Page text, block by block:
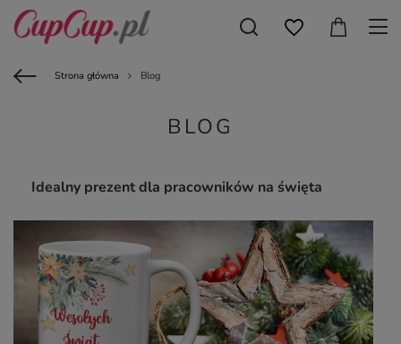
Strona główna Blog
BLOG
Idealny prezent dla pracowników na święta